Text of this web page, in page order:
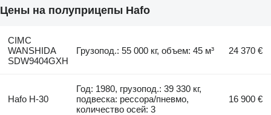
Цены на полуприцепы Hafo
CIMC
WANSHIDA
SDW9404GXH
Грузопод.: 55 000 кг, объем: 45 м³ 24 370 €
Hafo H-30
Год: 1980, грузопод.: 39 330 кг,
подвеска: рессора/пневмо,
количество осей: 3
16 900 €